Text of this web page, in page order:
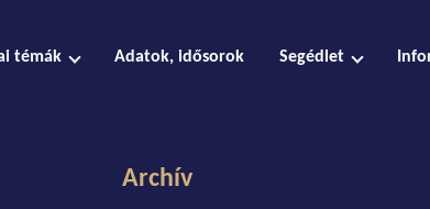
témák Adatok, idősorok Segédlet
Archív